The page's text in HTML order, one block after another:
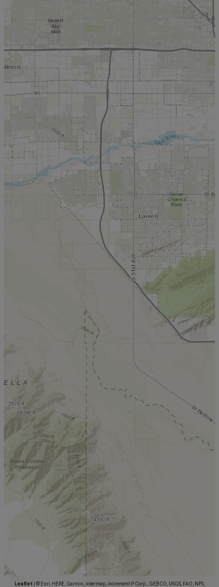
Leaflet
© Esri, HERE, Garmin, Intermap, increment P Corp., GEBCO, USGS, FAO, NPS,